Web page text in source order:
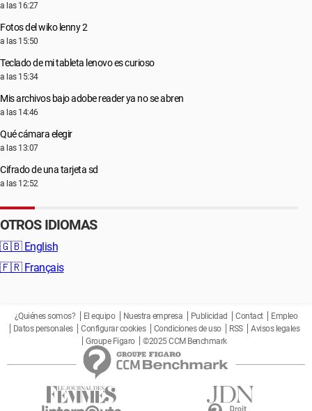
a las 16:27
Fotos del wiko lenny 2
a las 15:50
Teclado de mi tableta lenovo es curioso
a las 15:34
Mis archivos bajo adobe reader ya no se abren
a las 14:46
Qué cámara elegir
a las 13:07
Cifrado de una tarjeta sd
a las 12:52
OTROS IDIOMAS
🇬🇧 English
🇫🇷 Français
¿Quiénes somos? El equipo Nuestra empresa Publicidad Contact
Empleo
Datos personales
Configurar cookies Condiciones de uso RSS
Avisos legales
Groupe Figaro
©2025 CCM Benchmark